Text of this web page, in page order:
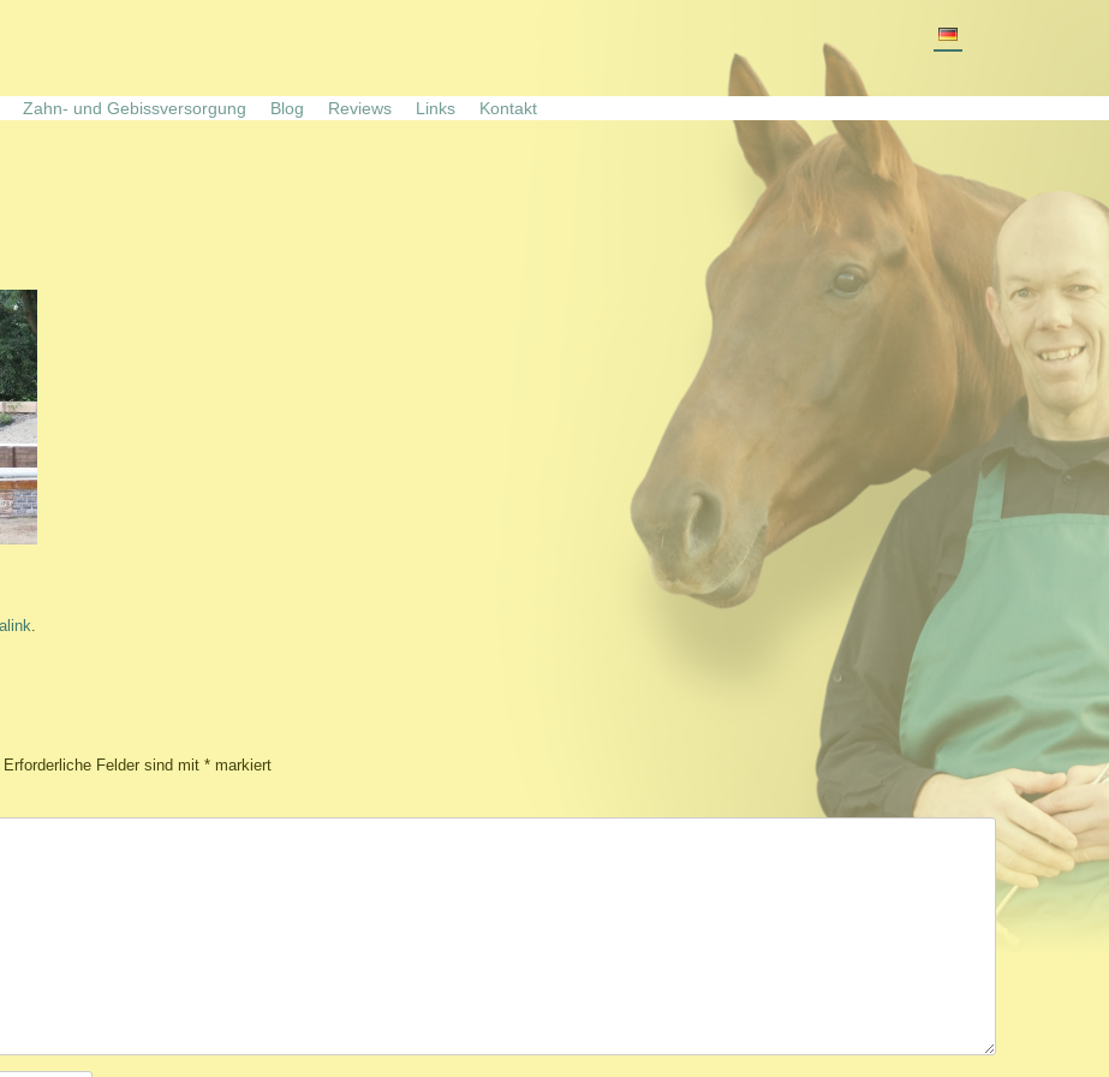
Zahn- und Gebissversorgung Blog Reviews Links Kontakt
.
Erforderliche Felder sind mit * markiert